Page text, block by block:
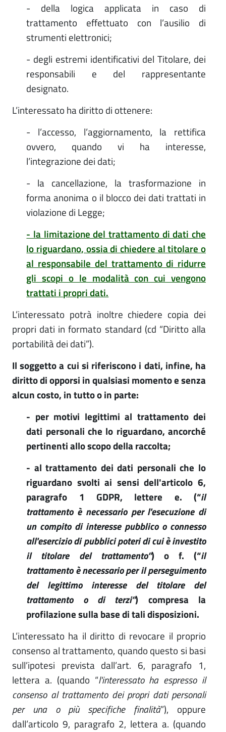
- della logica applicata in caso di
trattamento effettuato con l’ausilio di
strumenti elettronici;
- degli estremi identificativi del Titolare, dei
responsabili e del rappresentante
designato.
L’interessato ha diritto di ottenere:
- l’accesso, l’aggiornamento, la rettifica
ovvero, quando vi ha interesse,
l’integrazione dei dati;
- la cancellazione, la trasformazione in
forma anonima o il blocco dei dati trattati in
violazione di Legge;
- la limitazione del trattamento di dati che
lo riguardano, ossia di chiedere al titolare o
al responsabile del trattamento di ridurre
gli scopi o le modalità con cui vengono
trattati i propri dati.
L’interessato potrà inoltre chiedere copia dei
propri dati in formato standard (cd “Diritto alla
portabilità dei dati”).
Il soggetto a cui si riferiscono i dati, infine, ha
diritto di opporsi in qualsiasi momento e senza
alcun costo, in tutto o in parte:
- per motivi legittimi al trattamento dei
dati personali che lo riguardano, ancorché
pertinenti allo scopo della raccolta;
- al trattamento dei dati personali che lo
riguardano svolti ai sensi dell'articolo 6,
paragrafo 1 GDPR, lettere e. (“il
trattamento è necessario per l'esecuzione di
un compito di interesse pubblico o connesso
all'esercizio di pubblici poteri di cui è investito
il titolare del trattamento”) o f. (“il
trattamento è necessario per il perseguimento
del legittimo interesse del titolare del
trattamento o di terzi”) compresa la
profilazione sulla base di tali disposizioni.
L’interessato ha il diritto di revocare il proprio
consenso al trattamento, quando questo si basi
sull’ipotesi prevista dall’art. 6, paragrafo 1,
lettera a. (quando “l'interessato ha espresso il
consenso al trattamento dei propri dati personali
per una o più specifiche finalità”), oppure
dall’articolo 9, paragrafo 2, lettera a. (quando